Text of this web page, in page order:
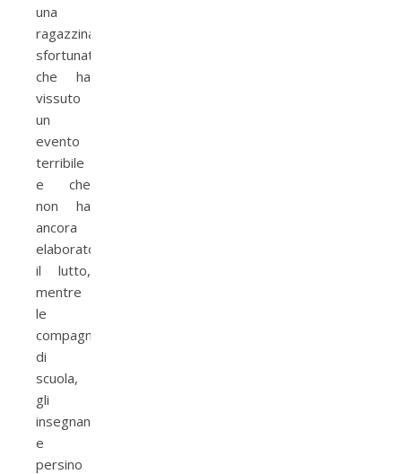
una
ragazzina
sfortunata
che ha
vissuto
un
evento
terribile
e che
non ha
ancora
elaborato
il lutto,
mentre
le
compagne
di
scuola,
gli
insegnanti
e
persino